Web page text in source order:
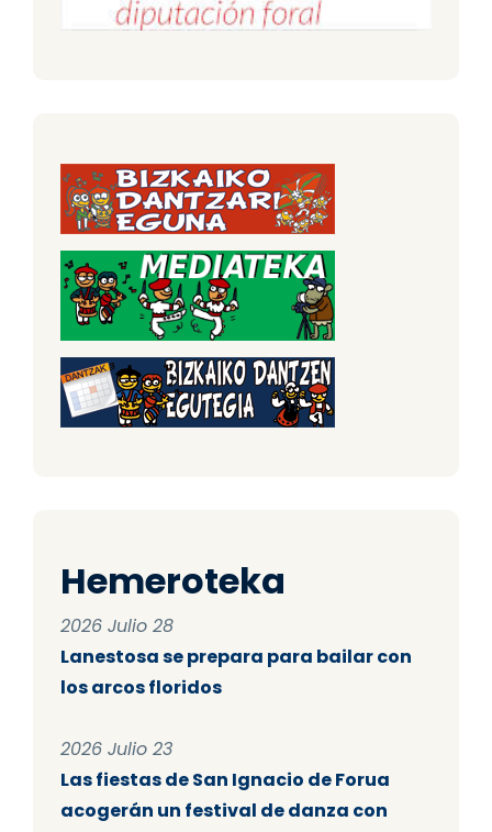
Hemeroteka
2026 Julio 28
Lanestosa se prepara para bailar con
los arcos floridos
2026 Julio 23
Las fiestas de San Ignacio de Forua
acogerán un festival de danza con